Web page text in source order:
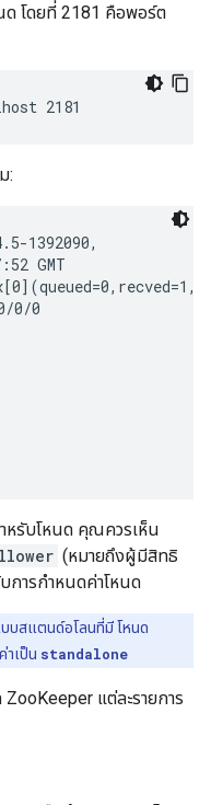
ด โดยที่ 2181 คือพอร์ต
2181
:
1392090,
GMT
0/0
หรับโหนด คุณควรเห็น
(หมายถึงผู้มีสิทธิ
การกำหนดค่าโหนด
บสแตนด์อโลนที่มี โหนด
าเป็น standalone
แต่ละรายการ